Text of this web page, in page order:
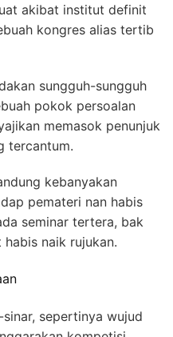
akibat institut definit
kongres alias tertib
sungguh-sungguh
pokok persoalan
memasok penunjuk
tercantum.
kebanyakan
pemateri nan habis
seminar tertera, bak
naik rujukan.
sepertinya wujud